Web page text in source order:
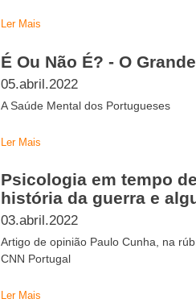
Ler Mais
É Ou Não É? - O
05.abril.2022
A Saúde Mental dos Portugueses
Ler Mais
Psicologia em tempo
história da guerra e
03.abril.2022
Artigo de opinião Paulo Cunha, na
CNN Portugal
Ler Mais